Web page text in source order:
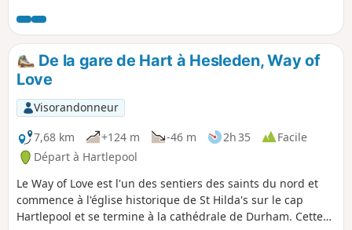
De la gare de Hart à Hesleden, Way of
Love
Visorandonneur
7,68 km
+124 m -46 m 2h 35
Facile
Départ à Hartlepool
Le Way of Love est l'un des sentiers des saints du nord et
commence à l'église historique de St Hilda's sur le cap
Hartlepool et se termine à la cathédrale de Durham. Cette